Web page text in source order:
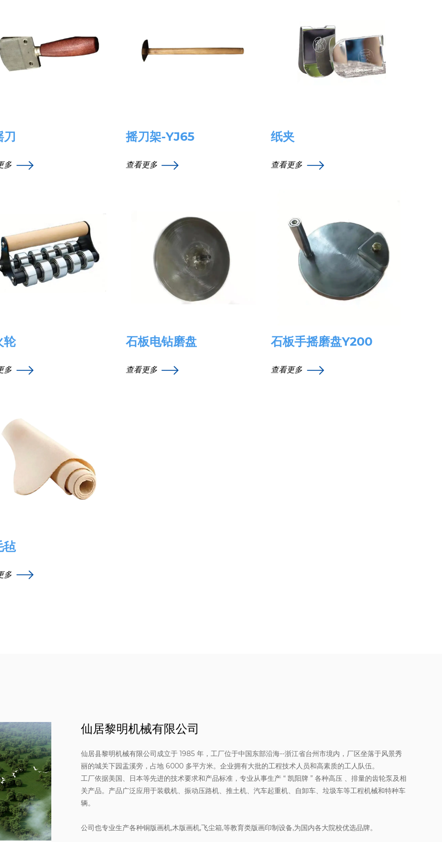
刀
多
摇刀架-YJ65
查看更多
纸夹
查看更多
轮
多
石板电钻磨盘
查看更多
石板手摇磨盘Y200
查看更多
毡
多
仙居黎明机械有限公司
仙居县黎明机械有限公司成立于 1985 年，工厂位于中国东部沿海--浙江省台州市境内，厂区坐落于风景秀
丽的城关下园盂溪旁，占地 6000 多平方米。企业拥有大批的工程技术人员和高素质的工人队伍。
工厂依据美国、日本等先进的技术要求和产品标准，专业从事生产 “ 凯阳牌 ” 各种高压 、排量的齿轮泵及相
关产品。产品广泛应用于装载机、振动压路机、推土机、汽车起重机、自卸车、垃圾车等工程机械和特种车
辆。
公司也专业生产各种铜版画机,木版画机,飞尘箱,等教育类版画印制设备,为国内各大院校优选品牌。